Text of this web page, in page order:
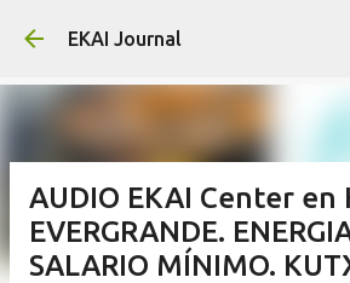
EKAI Journal
AUDIO EKAI Center en
EVERGRANDE.
SALARIO MÍNIMO.